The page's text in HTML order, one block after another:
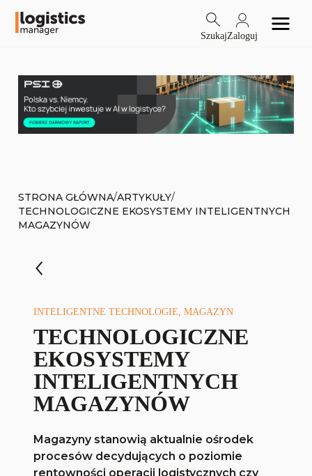
SzukajZaloguj
STRONA GŁÓWNA/ARTYKUŁY/
TECHNOLOGICZNE EKOSYSTEMY INTELIGENTNYCH
MAGAZYNÓW
INTELIGENTNE TECHNOLOGIE, MAGAZYN
TECHNOLOGICZNE
EKOSYSTEMY
INTELIGENTNYCH
MAGAZYNÓW
Magazyny stanowią aktualnie ośrodek
procesów decydujących o poziomie
rentowności operacji logistycznych czy